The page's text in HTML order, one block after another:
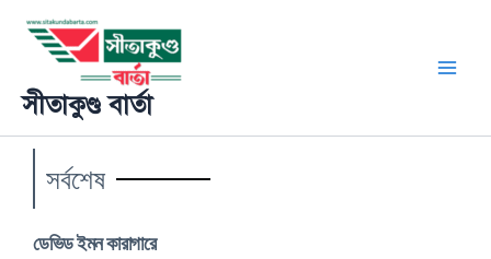
content
সীতাকুণ্ড বার্তা
সর্বশেষ
ডেভিড ইমন কারাগারে